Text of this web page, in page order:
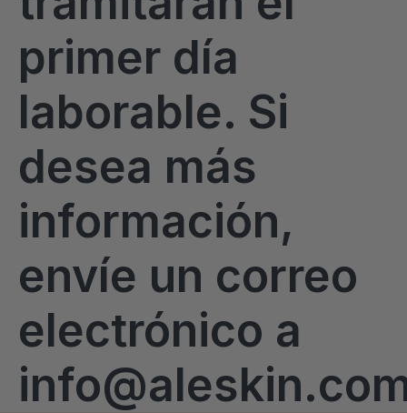
primer día
laborable. Si
desea más
información,
envíe un correo
electrónico a